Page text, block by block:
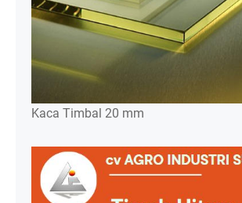
Kaca Timbal 20 mm